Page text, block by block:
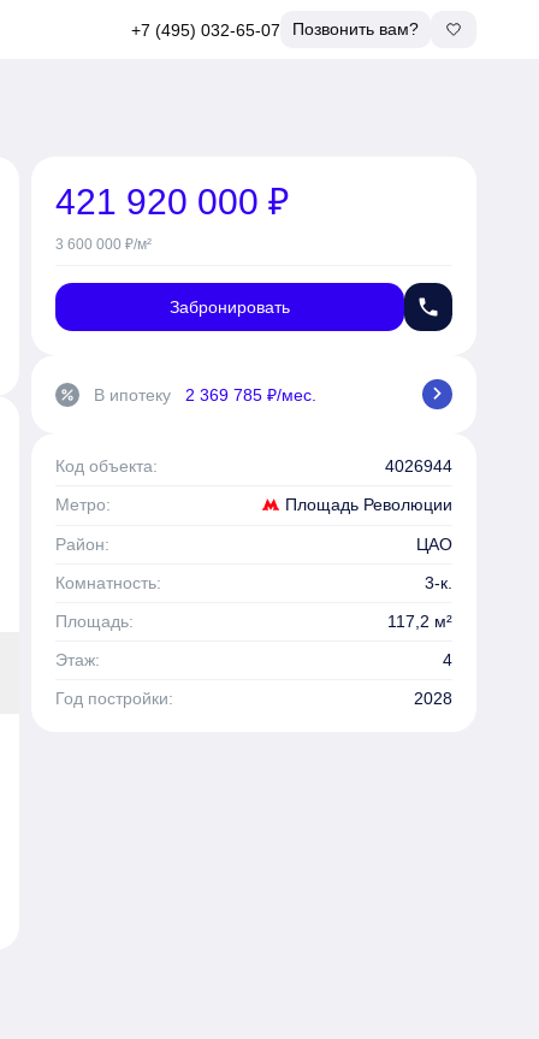
+7 (495) 032-65-07 Позвонить вам?
421 920 000 ₽
3 600 000 ₽/м²
Забронировать phone
percent В ипотеку 2 369 785 ₽/мес. chevron_right
Код объекта: 4026944
Метро: Площадь Революции
Район:
ЦАО
Комнатность:
3-к.
Площадь:
117,2 м²
Этаж:
4
Год постройки:
2028